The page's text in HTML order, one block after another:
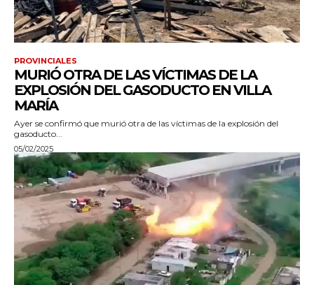
PROVINCIALES
MURIÓ OTRA DE LAS VÍCTIMAS DE LA
EXPLOSIÓN DEL GASODUCTO EN VILLA
MARÍA
Ayer se confirmó que murió otra de las víctimas de la explosión del
gasoducto...
05/02/2025